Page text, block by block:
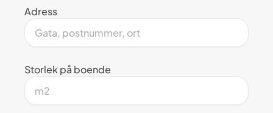
Adress
Storlek på boende